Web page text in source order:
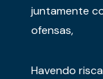
juntamente
ofensas,
Havendo